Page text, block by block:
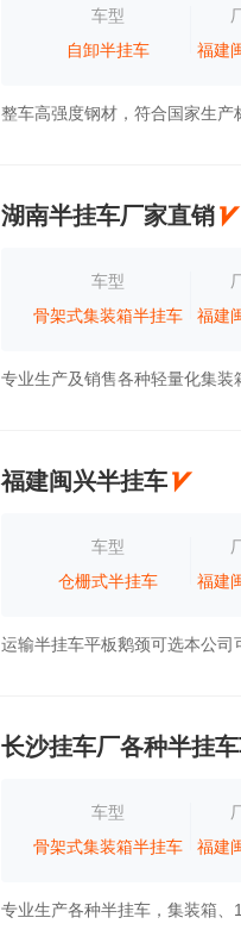
车型
自卸半挂车
福建
湖南半挂车厂家直销
车型
骨架式集装箱半挂车
福建
福建闽兴半挂车
车型
仓栅式半挂车
福建
长沙挂车厂各种半挂
车型
骨架式集装箱半挂车
福建
专业生产各种半挂车，集装箱